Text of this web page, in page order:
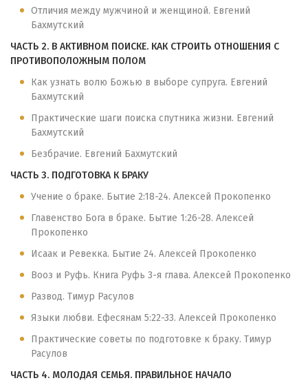
Отличия между мужчиной и женщиной. Евгений
Бахмутский
ЧАСТЬ 2. В АКТИВНОМ ПОИСКЕ. КАК СТРОИТЬ ОТНОШЕНИЯ С
ПРОТИВОПОЛОЖНЫМ ПОЛОМ
Как узнать волю Божью в выборе супруга. Евгений
Бахмутский
Практические шаги поиска спутника жизни. Евгений
Бахмутский
Безбрачие. Евгений Бахмутский
ЧАСТЬ 3. ПОДГОТОВКА К БРАКУ
Учение о браке. Бытие 2:18-24. Алексей Прокопенко
Главенство Бога в браке. Бытие 1:26-28. Алексей
Прокопенко
Исаак и Ревекка. Бытие 24. Алексей Прокопенко
Вооз и Руфь. Книга Руфь 3-я глава. Алексей Прокопенко
Развод. Тимур Расулов
Языки любви. Ефесянам 5:22-33. Алексей Прокопенко
Практические советы по подготовке к браку. Тимур
Расулов
ЧАСТЬ 4. МОЛОДАЯ СЕМЬЯ. ПРАВИЛЬНОЕ НАЧАЛО